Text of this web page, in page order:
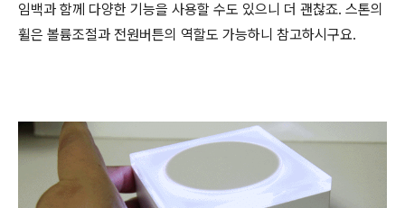
임백과 함께 다양한 기능을 사용할 수도 있으니 더 괜찮죠. 스톤의
휠은 볼륨조절과 전원버튼의 역할도 가능하니 참고하시구요.